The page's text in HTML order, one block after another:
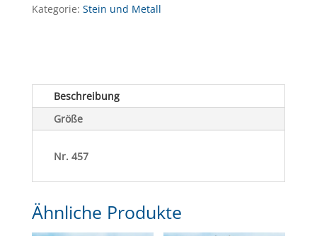
Kategorie: Stein und Metall
Beschreibung
Größe
Nr. 457
Ähnliche Produkte